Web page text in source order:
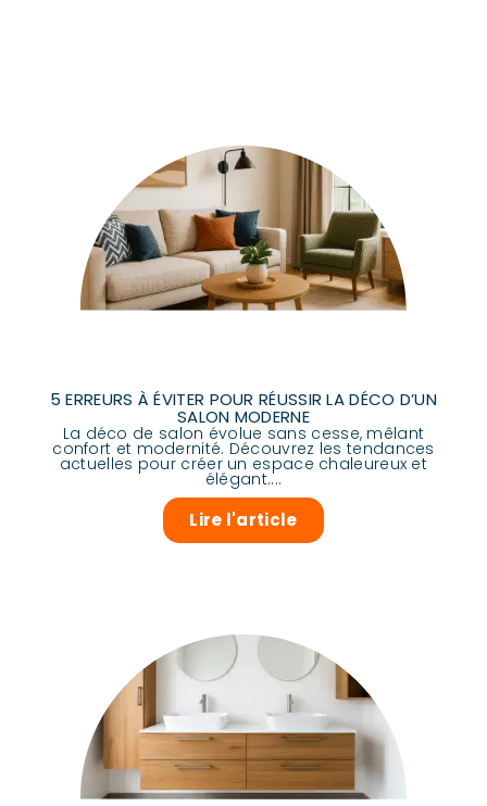
5 ERREURS À ÉVITER POUR RÉUSSIR LA DÉCO D’UN
SALON MODERNE
La déco de salon évolue sans cesse, mêlant
confort et modernité. Découvrez les tendances
actuelles pour créer un espace chaleureux et
élégant....
Lire l'article